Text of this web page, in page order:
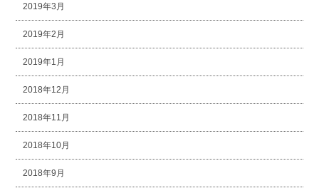
2019年3月
2019年2月
2019年1月
2018年12月
2018年11月
2018年10月
2018年9月